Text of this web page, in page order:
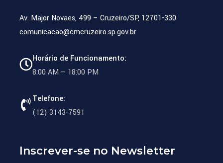
Av. Major Novaes, 499 – Cruzeiro/SP, 12701-330
comunicacao@cmcruzeiro.sp.gov.br
Horário de Funcionamento:
8:00 AM – 18:00 PM
Telefone:
(12) 3143-7591
Inscrever-se no Newsletter